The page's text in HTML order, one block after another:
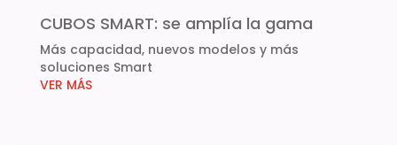
CUBOS SMART: se amplía la gama
Más capacidad, nuevos modelos y más
soluciones Smart
VER MÁS